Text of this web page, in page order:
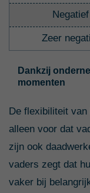
Negatief
Zeer
Dankzij
momenten
De flexibiliteit
alleen voor dat
zijn ook
vaders zegt dat
vaker bij